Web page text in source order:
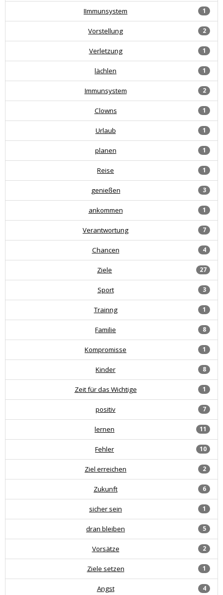
1
IImmunsystem
2
Vorstellung
1
Verletzung
1
lächlen
2
Immunsystem
1
Clowns
1
Urlaub
1
planen
1
Reise
3
genießen
1
ankommen
7
Verantwortung
4
Chancen
27
Ziele
3
Sport
1
Trainng
8
Familie
1
Kompromisse
8
Kinder
1
Zeit für das Wichtige
7
positiv
11
lernen
10
Fehler
2
Ziel erreichen
6
Zukunft
1
sicher sein
5
dran bleiben
2
Vorsätze
1
Ziele setzen
4
Angst